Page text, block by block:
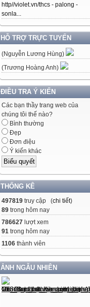
http//violet.vn/thcs - palong -
sonla...
HỖ TRỢ TRỰC TUYẾN
(Nguyễn Lương Hùng)
(Trương Hoàng Anh)
ĐIỀU TRA Ý KIẾN
Các bạn thầy trang web của
chúng tôi thế nào?
Bình thường
Đẹp
Đơn điệu
Ý kiến khác
THỐNG KÊ
497819 truy cập (chi tiết)
89 trong hôm nay
786627 lượt xem
91 trong hôm nay
1106 thành viên
ẢNH NGẪU NHIÊN